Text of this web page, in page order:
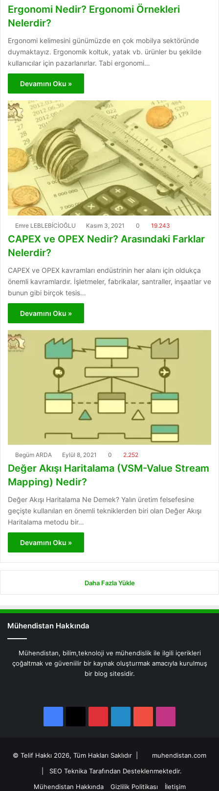
Ergonomi Nedir? Ergonomi Örnekleri
Nelerdir?
Ergonomi kelimesini günümüzde en çok mobilya sektöründe
duymaktayız. Ergonomik koltuk, yatak vb. ürünler bu şekilde
kullanıcılar için pazarlanırlar. Tabi ergonomi…
Devamını Oku »
Emre LEBLEBİCİOĞLU Kasım 3, 2021 0 19.243
CAPEX ve OPEX Nedir? Arasındaki Farklar
Nelerdir?
CAPEX ve OPEX kavramları endüstrinin her alanı için oldukça
önemli kavramlardır. İşletmeler, fabrikalar, santraller, inşaatlar ve
bunun gibi birçok tesis…
Devamını Oku »
Begüm ARDA Eylül 8, 2021 0 2.252
Değer Akışı Haritalama (VSM-Value Stream
Mapping) Nedir?
Değer Akışı Haritalama Ne Demek? Yalın üretim felsefesine
geçişte kullanılan en önemli tekniklerden biri olan Değer Akışı
Haritalama metodu bir…
Devamını Oku »
Daha Fazla Yükle
Mühendistan Hakkında
Mühendistan, bilim,teknoloji ve mühendislik ile ilgili içerikleri
çoğaltmak ve güveniilir bir kaynak oluşturmak amacıyla kurulmuş
bir blog sitesidir.
© Telif Hakkı 2026, Tüm Hakları Saklıdır |
muhendistan.com
SEO Teknika Tarafından Desteklenmektedir.
Mühendistan Hakkında
Gizlilik Politikası İletişim